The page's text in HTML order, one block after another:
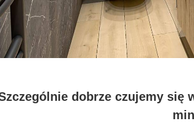
dobrze czujemy się